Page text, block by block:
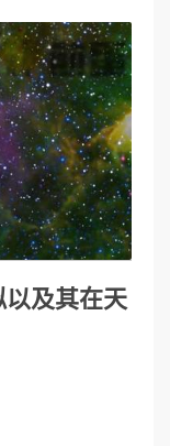
力求再现冷
化过程，以
验当前的宇
天计划的结
的形成、暗
。
及其在天